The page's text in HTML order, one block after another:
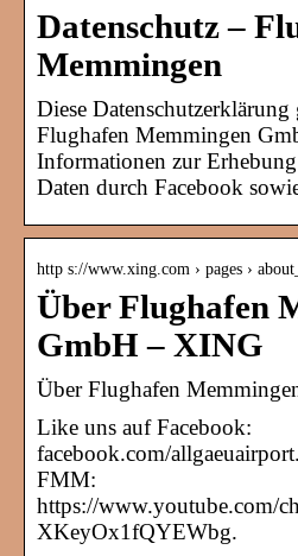
Datenschutz –
Memmingen
Diese
Flughafen Memmingen
Informationen zur
Daten durch Facebook
http s://www.xing.com › pages ›
Über Flughafen
GmbH – XING
Über Flughafen
Like uns auf Facebook:
facebook.com/
FMM:
https://www.youtube.com/
XKeyOx1fQYEWbg.